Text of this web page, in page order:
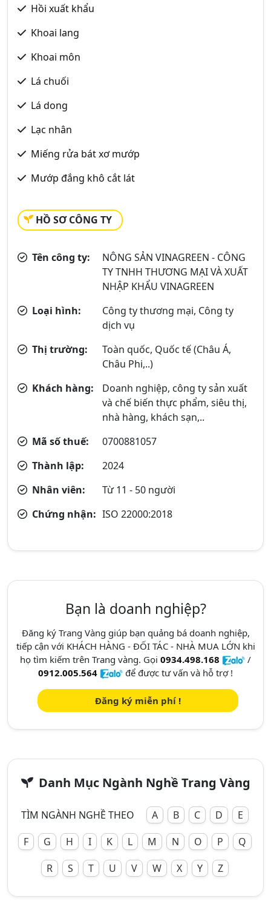
Hồi xuất khẩu
Khoai lang
Khoai môn
Lá chuối
Lá dong
Lạc nhân
Miếng rửa bát xơ mướp
Mướp đắng khô cắt lát
HỒ SƠ CÔNG TY
Tên công ty:
NÔNG SẢN VINAGREEN - CÔNG
TY TNHH THƯƠNG MẠI VÀ XUẤT
NHẬP KHẨU VINAGREEN
Loại hình:
Công ty thương mại, Công ty
dịch vụ
Thị trường:
Toàn quốc, Quốc tế (Châu Á,
Châu Phi,..)
Khách hàng:
Doanh nghiệp, công ty sản xuất
và chế biến thực phẩm, siêu thị,
nhà hàng, khách sạn,..
Mã số thuế:
0700881057
Thành lập:
2024
Nhân viên:
Từ 11 - 50 người
Chứng nhận: ISO 22000:2018
Bạn là doanh nghiệp?
Đăng ký Trang Vàng giúp bạn quảng bá doanh nghiệp,
tiếp cận với KHÁCH HÀNG - ĐỐI TÁC - NHÀ MUA LỚN khi
họ tìm kiếm trên Trang vàng. Gọi 0934.498.168
/
0912.005.564
để được tư vấn và hỗ trợ !
Đăng ký miễn phí !
Danh Mục Ngành Nghề Trang Vàng
TÌM NGÀNH NGHỀ THEO A B C D
E
F
G H I K L M N O P
Q
R
S T U V W X Y Z